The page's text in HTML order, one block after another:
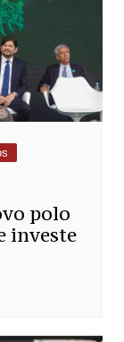
polo
investe